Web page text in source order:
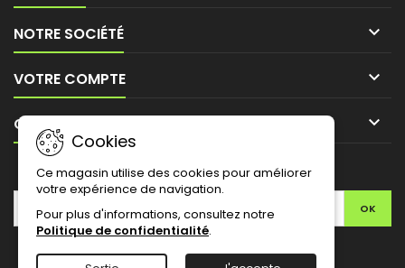
NOTRE SOCIÉTÉ 
VOTRE COMPTE 
CONTACT 
Cookies
Ce magasin utilise des cookies pour améliorer
votre expérience de navigation.
Pour plus d'informations, consultez notre
Politique de confidentialité.
LETTRE D'INFORMATIONS
FacebookTwitterYouTubePinterestInstagram